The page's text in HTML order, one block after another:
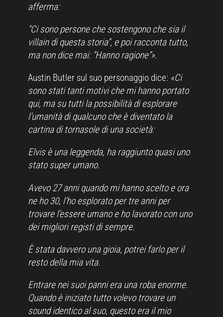
afferma:
“Ci sono persone che sostengono che sia il
villain di questa storia”, e poi racconta tutto,
ma non dice mai: “Hanno ragione”».
Austin Butler sul suo personaggio dice: «Ci
sono stati tanti motivi che mi hanno portato
qui, ma su tutti la possibilità di esplorare
l’umanità di qualcuno che è diventato la
cartina di tornasole di una società:
Elvis è una leggenda, ha raggiunto quasi uno
stato super umano.
Avevo 27 anni quando mi hanno scelto e ora
ne ho 30, l’ho esplorato per tre anni per
trovare l’essere umano e ho lavorato con uno
dei migliori registi di sempre.
È stata davvero una gioia, potrei farlo per il
resto della mia vita.
Entrare nei suoi panni era una roba enorme.
Quando è iniziato tutto volevo trovare un
sound identico al suo, questo era il mio